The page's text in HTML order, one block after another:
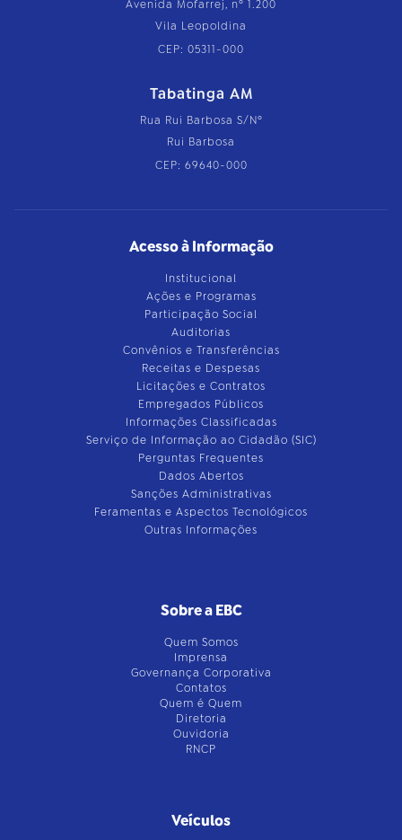
Avenida Mofarrej, nº 1.200
Vila Leopoldina
CEP: 05311-000
Tabatinga AM
Rua Rui Barbosa S/Nº
Rui Barbosa
CEP: 69640-000
Acesso à Informação
Institucional
Ações e Programas
Participação Social
Auditorias
Convênios e Transferências
Receitas e Despesas
Licitações e Contratos
Empregados Públicos
Informações Classificadas
Serviço de Informação ao Cidadão (SIC)
Perguntas Frequentes
Dados Abertos
Sanções Administrativas
Feramentas e Aspectos Tecnológicos
Outras Informações
Sobre a EBC
Quem Somos
Imprensa
Governança Corporativa
Contatos
Quem é Quem
Diretoria
Ouvidoria
RNCP
Veículos